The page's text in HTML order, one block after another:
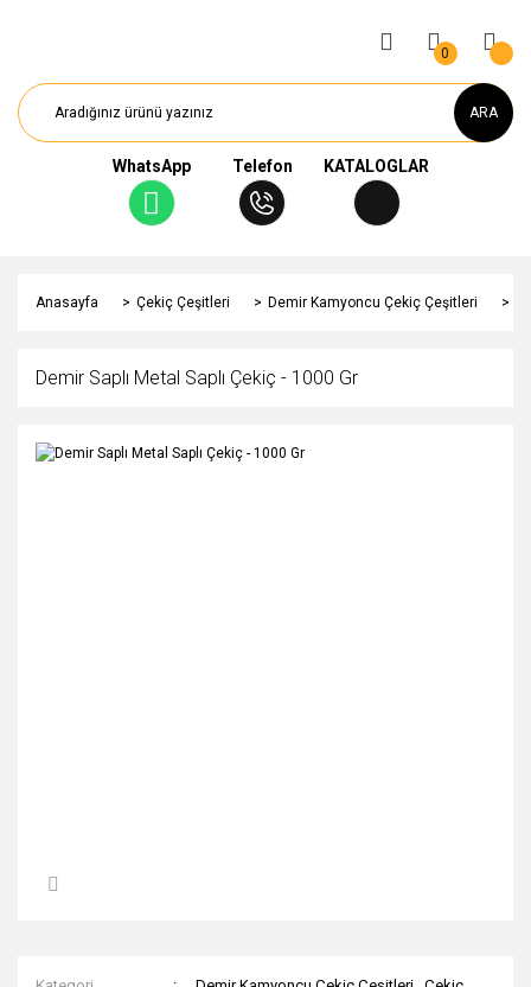
ARA
WhatsApp Telefon KATALOGLAR
0
Anasayfa Çekiç Çeşitleri Demir Kamyoncu Çekiç Çeşitleri
Demir Saplı Metal Saplı Çekiç - 1000 Gr